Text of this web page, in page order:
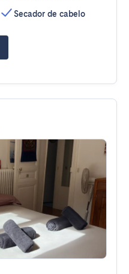
Secador de cabelo